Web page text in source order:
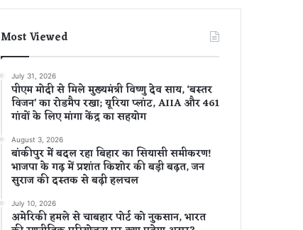
Most Viewed
July 31, 2026
पीएम मोदी से मिले मुख्यमंत्री विष्णु देव साय, ‘बस्तर
विजन’ का रोडमैप रखा; यूरिया प्लांट, AIIA और 461
गांवों के लिए मांगा केंद्र का सहयोग
August 3, 2026
बांकीपुर में बदल रहा बिहार का सियासी समीकरण!
भाजपा के गढ़ में प्रशांत किशोर की बड़ी बढ़त, जन
सुराज की दस्तक से बढ़ी हलचल
July 10, 2026
अमेरिकी हमले से चाबहार पोर्ट को नुकसान, भारत